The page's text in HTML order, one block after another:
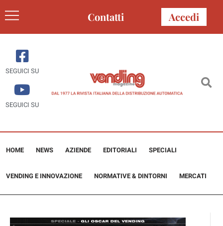
Contatti Accedi
SEGUICI SU
SEGUICI SU
HOME NEWS AZIENDE EDITORIALI SPECIALI
VENDING E INNOVAZIONE NORMATIVE & DINTORNI MERCATI